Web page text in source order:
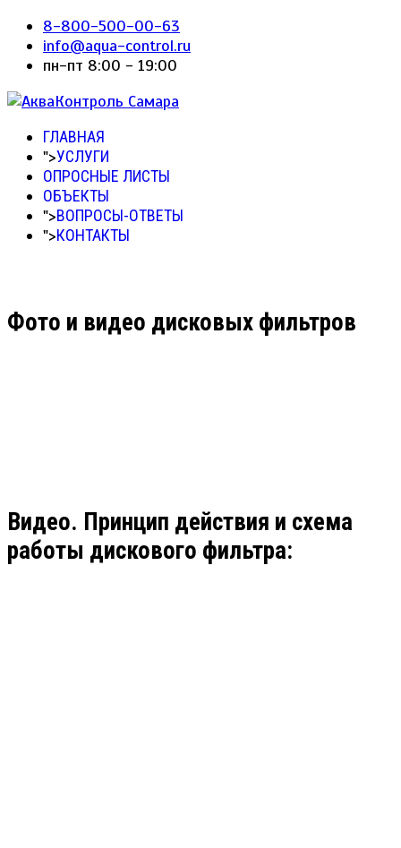
8-800-500-00-63
info@aqua-control.ru
пн-пт 8:00 - 19:00
ГЛАВНАЯ
">УСЛУГИ
ОПРОСНЫЕ ЛИСТЫ
ОБЪЕКТЫ
">ВОПРОСЫ-ОТВЕТЫ
">КОНТАКТЫ
Фото и видео дисковых фильтров
Видео. Принцип действия и схема
работы дискового фильтра: